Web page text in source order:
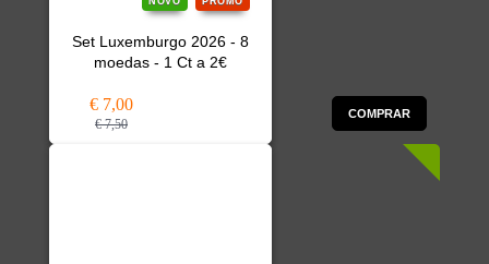
Set Luxemburgo 2026 - 8
moedas - 1 Ct a 2€
€ 7,00
€ 7,50
COMPRAR